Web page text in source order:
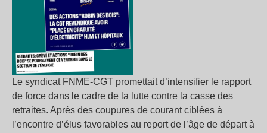
Le syndicat FNME-CGT promettait d’intensifier le rapport
de force dans le cadre de la lutte contre la casse des
retraites. Après des coupures de courant ciblées à
l’encontre d’élus favorables au report de l’âge de départ à